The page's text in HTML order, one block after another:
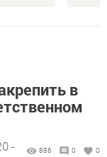
в
-
886 0 0